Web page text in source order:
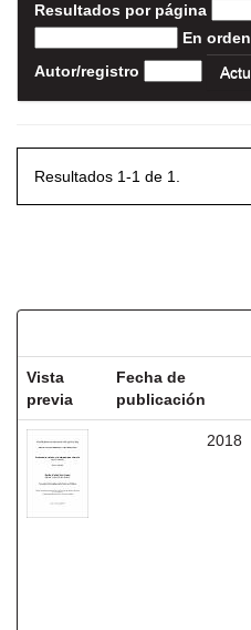
Resultados por página
En orden
Autor/registro
Resultados 1-1 de 1.
Vista
previa
Fecha de
publicación
2018